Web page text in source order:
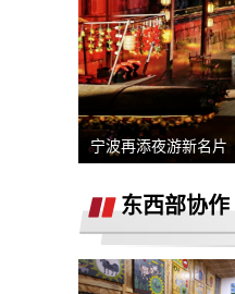
说没有现车要
宜享花业务员
度，被强制下
提车当天4S店
者，本人要求
在红旗智联
提车时车辆为
在4S店交了订
据我了解，我
需4s店跟厂家
宁波再添夜游新名片
东西部协作